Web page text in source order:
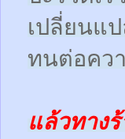
เปลี่ยนแ
ทนต่อคว
แล้วทาง